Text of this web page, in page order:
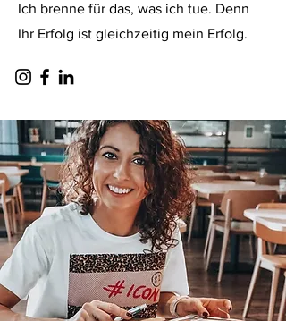
Ich brenne für das, was ich tue. Denn
Ihr Erfolg ist gleichzeitig mein Erfolg.